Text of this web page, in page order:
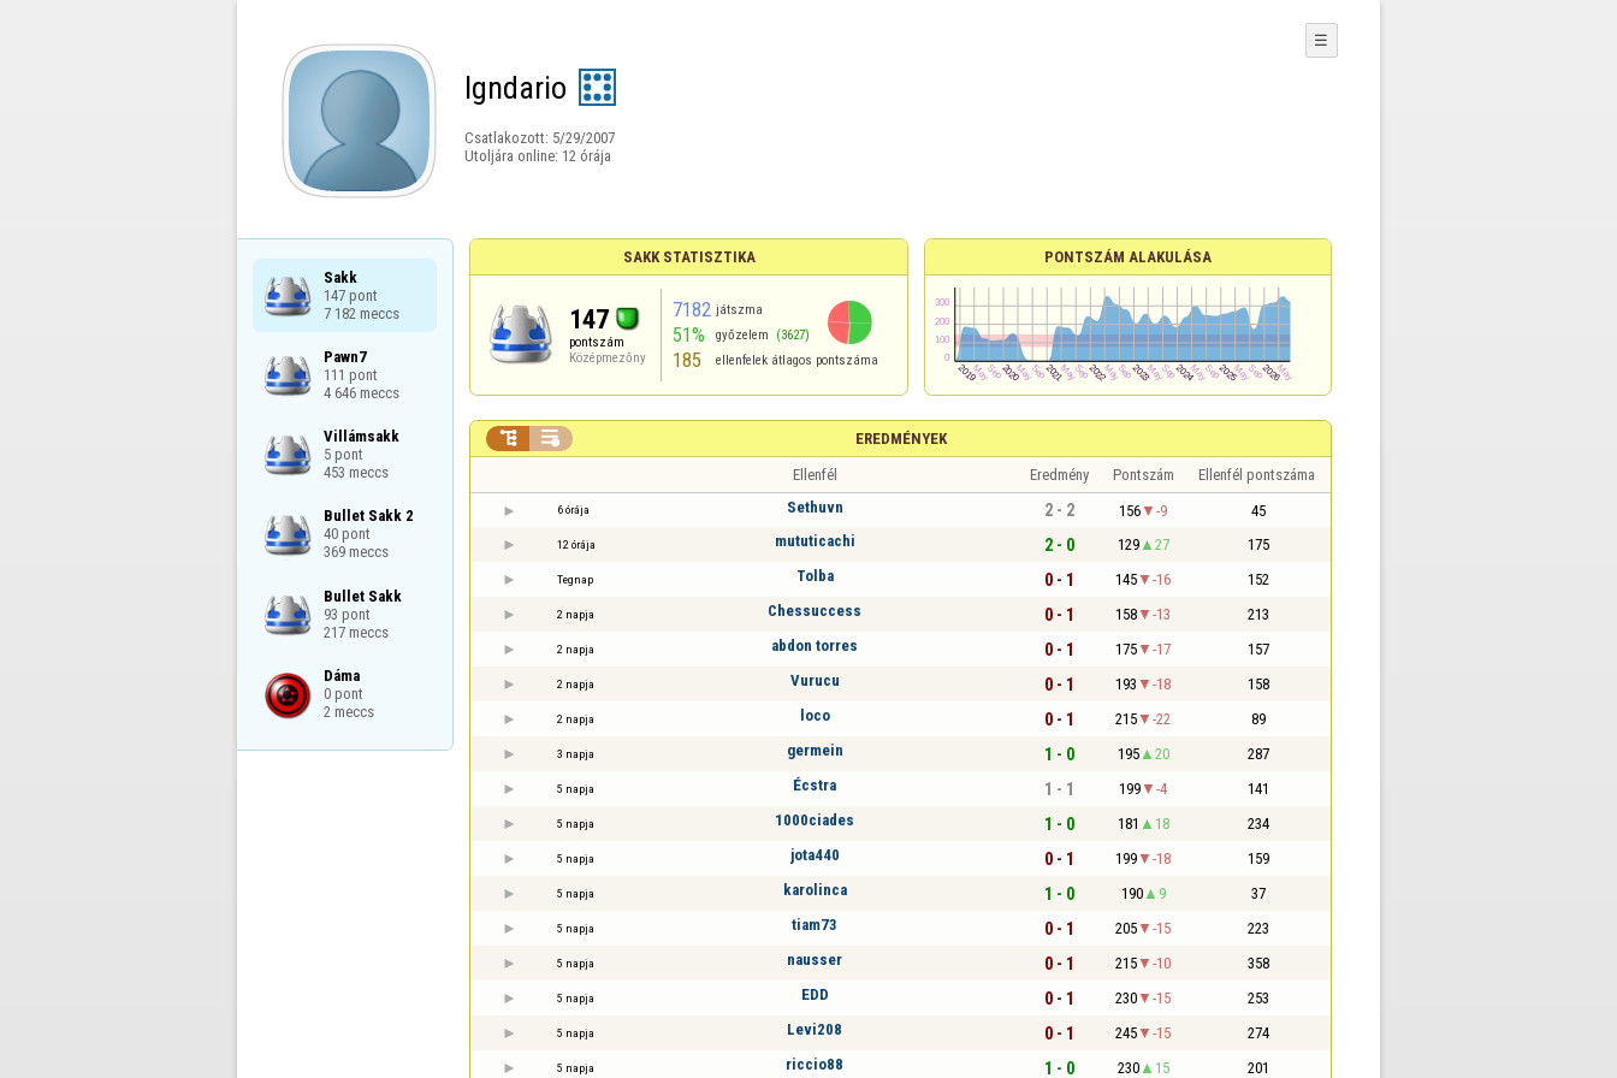
lgndario
Csatlakozott: 5/29/2007
Utoljára online: 12 órája
☰
Sakk
147 pont
7 182 meccs
Pawn7
111 pont
4 646 meccs
Villámsakk
5 pont
453 meccs
Bullet Sakk 2
40 pont
369 meccs
Bullet Sakk
93 pont
217 meccs
Dáma
0 pont
2 meccs
SAKK STATISZTIKA
147
pontszám
Középmezőny
7182 játszma
51% győzelem (3627)
185 ellenfelek átlagos pontszáma
PONTSZÁM ALAKULÁSA
EREDMÉNYEK
 
Ellenfél Eredmény Pontszám Ellenfél pontszáma
6 órája Sethuvn 2 - 2 156 -9 45
12 órája mututicachi 2 - 0 129 27 175
Tegnap Tolba 0 - 1 145 -16 152
2 napja Chessuccess 0 - 1 158 -13 213
2 napja abdon torres 0 - 1 175 -17 157
2 napja Vurucu 0 - 1 193 -18 158
2 napja loco 0 - 1 215 -22 89
3 napja germein 1 - 0 195 20 287
5 napja Écstra 1 - 1 199 -4 141
5 napja 1000ciades 1 - 0 181 18 234
5 napja jota440 0 - 1 199 -18 159
5 napja karolinca 1 - 0 190 9 37
5 napja tiam73 0 - 1 205 -15 223
5 napja nausser 0 - 1 215 -10 358
5 napja EDD 0 - 1 230 -15 253
5 napja Levi208 0 - 1 245 -15 274
5 napja riccio88 1 - 0 230 15 201